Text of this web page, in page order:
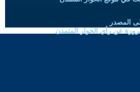
المصدر
عن رأي الحوار المتمدن